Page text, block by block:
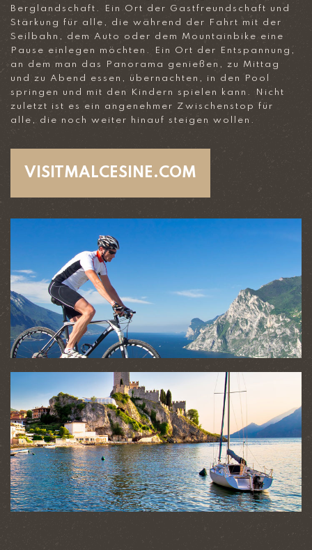
Berglandschaft. Ein Ort der Gastfreundschaft und
Stärkung für alle, die während der Fahrt mit der
Seilbahn, dem Auto oder dem Mountainbike eine
Pause einlegen möchten. Ein Ort der Entspannung,
an dem man das Panorama genießen, zu Mittag
und zu Abend essen, übernachten, in den Pool
springen und mit den Kindern spielen kann. Nicht
zuletzt ist es ein angenehmer Zwischenstop für
alle, die noch weiter hinauf steigen wollen.
VISITMALCESINE.COM